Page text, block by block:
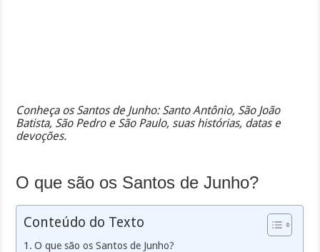
Conheça os Santos de Junho: Santo Antônio, São João
Batista, São Pedro e São Paulo, suas histórias, datas e
devoções.
O que são os Santos de Junho?
Conteúdo do Texto
O que são os Santos de Junho?